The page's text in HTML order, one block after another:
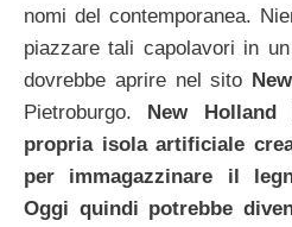
nomi del contemporanea.
piazzare tali capolavori in
dovrebbe aprire nel sito
Pietroburgo. New
propria isola artificiale
per immagazzinare il
Oggi quindi potrebbe